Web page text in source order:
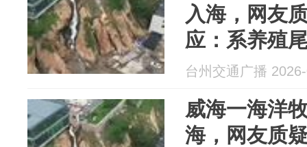
入海，网友
应：系养殖
台州交通广播
威海一海洋
海，网友质